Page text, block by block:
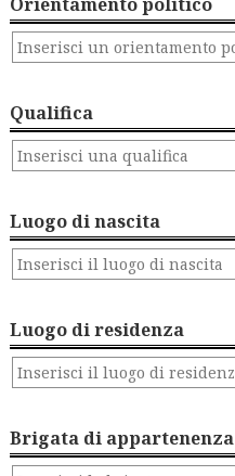
Qualifica
Luogo di nascita
Luogo di residenza
Brigata di appartenenza